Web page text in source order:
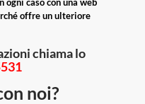
offre un ulteriore
chiama lo
noi?